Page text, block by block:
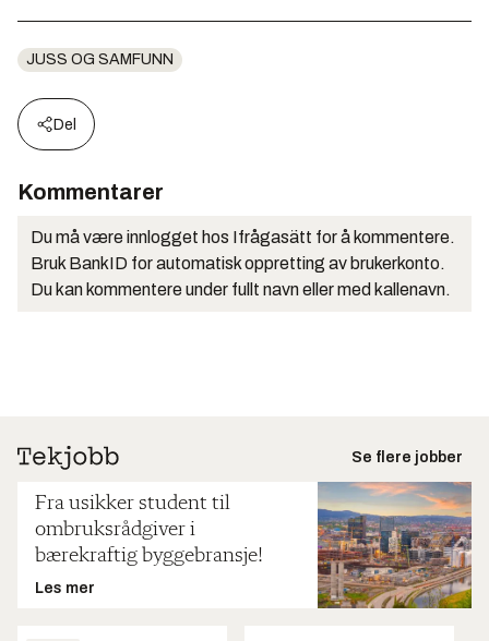
JUSS OG SAMFUNN
Del
Kommentarer
Du må være innlogget hos Ifrågasätt for å kommentere.
Bruk BankID for automatisk oppretting av brukerkonto.
Du kan kommentere under fullt navn eller med kallenavn.
Se flere jobber
Fra usikker student til
ombruksrådgiver i
bærekraftig byggebransje!
Les mer